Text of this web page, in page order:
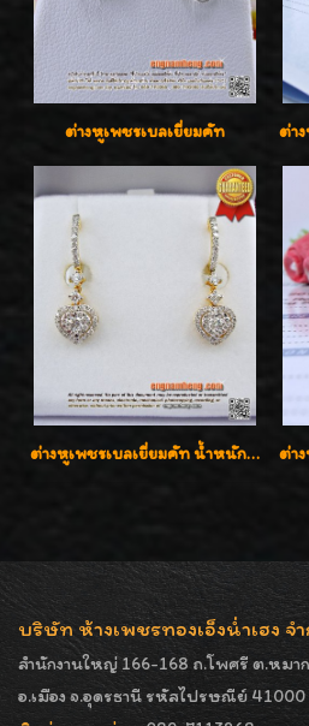
ต่างหูเพชรเบลเยี่ยมคัท
ต่างหูเพชรเบลเยี่ยมคัท น้ำหนักเพชร 0.99 กะรัต ต่างหูห้อยตุ้งติ้งหัวใจสวยน่ารักใส่ได้ทุกวันค่ะ
บริษัท ห้างเพชรทองเอ็งน่ำเฮง จ
สำนักงานใหญ่ 166-168 ถ.โพศรี ต.หมา
อ.เมือง จ.อุดรธานี รหัสไปรษณีย์ 41000